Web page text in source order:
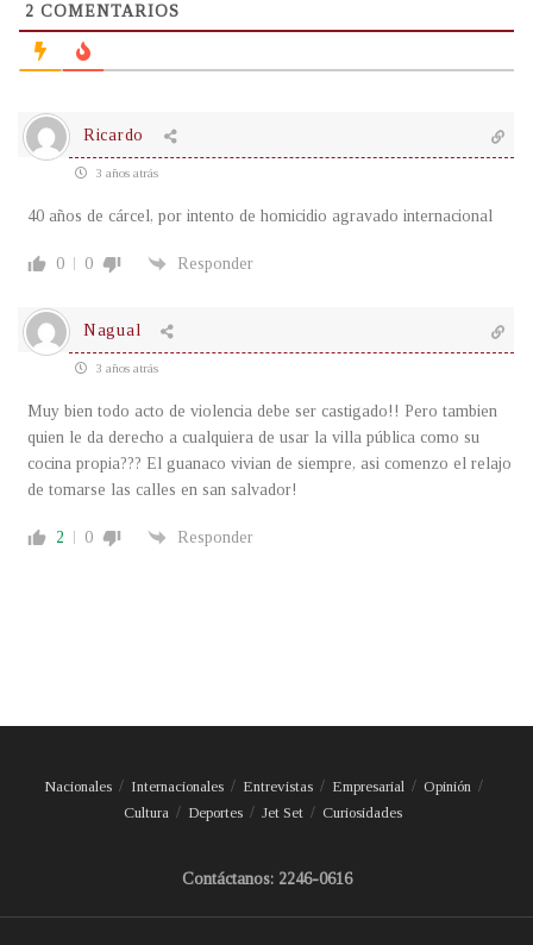
2 COMENTARIOS
Ricardo
3 años atrás
40 años de cárcel, por intento de homicidio agravado internacional
0 0 Responder
Nagual
3 años atrás
Muy bien todo acto de violencia debe ser castigado!! Pero tambien
quien le da derecho a cualquiera de usar la villa pública como su
cocina propia??? El guanaco vivian de siempre, asi comenzo el relajo
de tomarse las calles en san salvador!
2 0 Responder
Nacionales Internacionales Entrevistas Empresarial
Opinión
Cultura
Deportes Jet Set Curiosidades
Contáctanos: 2246-0616